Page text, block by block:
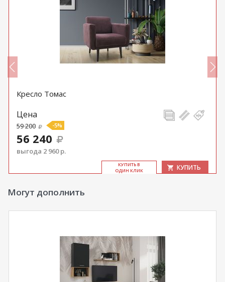
Кресло Томас
Цена
59 200 -5%
56 240
выгода 2 960 р.
КУ­ПИТЬ В
ОДИН КЛИК
КУПИТЬ
Могут дополнить